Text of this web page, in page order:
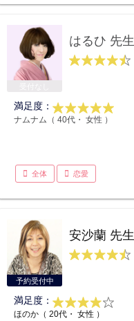
はるひ 先生
満足度：
ナムナム（ 40代・ 女性 ）
全体 恋愛
予約受付中
安沙蘭 先生
満足度：
ほのか（ 20代・ 女性 ）